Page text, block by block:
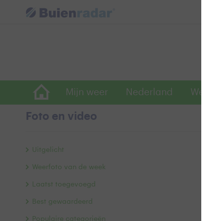
Mijn weer Nederland
Foto en video
Uitgelicht
Weerfoto van de week
Laatst toegevoegd
Best gewaardeerd
Populaire categorieën